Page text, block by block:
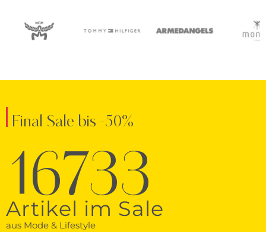
Final Sale bis -50%
16733
Artikel im Sale
aus Mode & Lifestyle